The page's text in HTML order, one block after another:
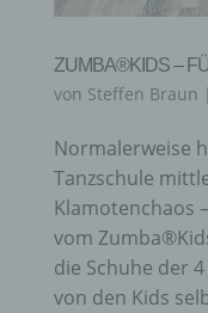
ZUMBA®KIDS –
von Steffen Braun |
Normalerweise
Tanzschule
Klamotenchaos
vom
die Schuhe der
von den Kids